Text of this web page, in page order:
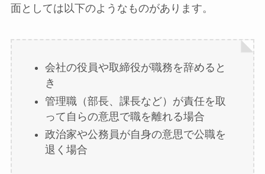
面としては以下のようなものがあります。
会社の役員や取締役が職務を辞めると
き
管理職（部長、課長など）が責任を取
って自らの意思で職を離れる場合
政治家や公務員が自身の意思で公職を
退く場合